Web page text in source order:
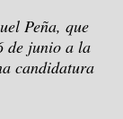
Peña, que
de junio a la
candidatura